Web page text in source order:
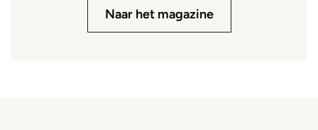
Naar het magazine